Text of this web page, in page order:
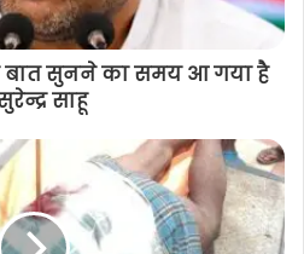
बात सुनने का समय आ गया है
साहू